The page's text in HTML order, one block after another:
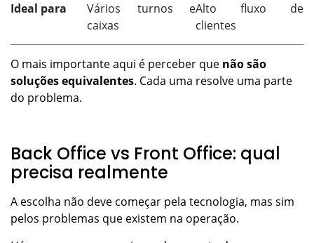
Ideal para
Vários turnos e
caixas
Alto fluxo de
clientes
O mais importante aqui é perceber que não são
soluções equivalentes. Cada uma resolve uma parte
do problema.
Back Office vs Front Office: qual
precisa realmente
A escolha não deve começar pela tecnologia, mas sim
pelos problemas que existem na operação.